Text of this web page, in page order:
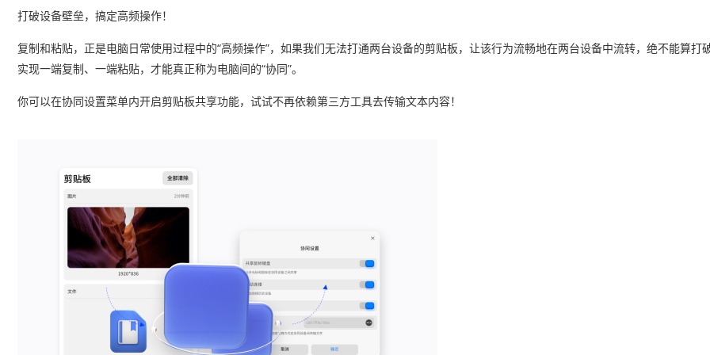
打破设备壁垒，搞定高频操作！
复制和粘贴，正是电脑日常使用过程中的“高频操作”，如果我们无法打通两台设备的剪贴板，让该行为流畅地在两台设备中流转，绝不能算打
实现一端复制、一端粘贴，才能真正称为电脑间的“协同”。
你可以在协同设置菜单内开启剪贴板共享功能，试试不再依赖第三方工具去传输文本内容！